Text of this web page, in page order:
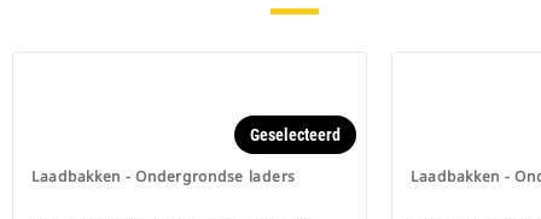
Laadbakken - Ondergrondse laders
Geselecteerd
Laadbakken -